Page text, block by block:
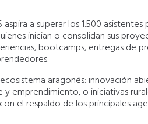
aspira a superar los 1.500
inician o consolidan sus
bootcamps, entregas de
aragonés: innovación
emprendimiento, o iniciativas
el respaldo de los principales